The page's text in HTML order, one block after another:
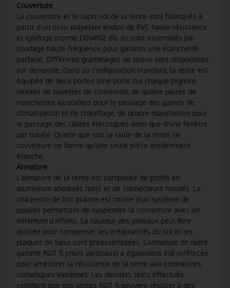
Couverture
La couverture et le tapis sol de la tente sont fabriqués à
partir d’un tissu polyester enduit de PVC haute résistance
et ignifuge (norme DIN4102 B1). Ils sont assemblés par
soudage haute fréquence pour garantir une étanchéité
parfaite. Différents grammages de tissus sont disponibles
sur demande. Dans sa configuration standard, la tente est
équipée de deux portes (une porte sur chaque pignon)
munies de bavettes de connexion, de quatre paires de
manchettes ajustables pour le passage des gaines de
climatisation et de chauffage, de quatre manchettes pour
le passage des câbles électriques ainsi que d’une fenêtre
par travée. Quelle que soit la taille de la tente, la
couverture ne forme qu’une seule pièce entièrement
étanche.
Armature
L’armature de la tente est composée de profils en
aluminium anodisés noirs et de connecteurs moulés. La
charpente de toit pliante est munie d’un système de
poulies permettant de suspendre la couverture avec un
minimum d’efforts. La hauteur des poteaux peut être
ajustée pour compenser les irrégularités du sol et les
plaques de base sont préassemblées. L’armature de notre
gamme RDT S (murs verticaux) a également été renforcée
pour améliorer la résistance de la tente aux contraintes
climatiques extrêmes. Les derniers tests effectués
certifient que nos tentes RDT S peuvent résister à des